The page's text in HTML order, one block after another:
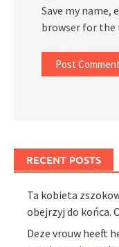
Save my name,
browser for
RECENT POSTS
Ta kobieta
obejrzyj do końca.
Deze vrouw heeft